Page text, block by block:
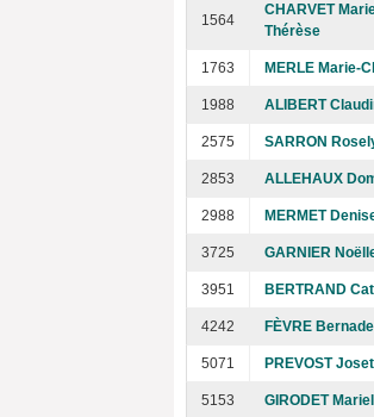
1564
CHARVET
Thérèse
1763 MERLE Marie-
1988 ALIBERT
2575 SARRON
2853 ALLEHAUX
2988 MERMET
3725 GARNIER
3951 BERTRAND
4242 FÈVRE
5071 PREVOST
5153 GIRODET